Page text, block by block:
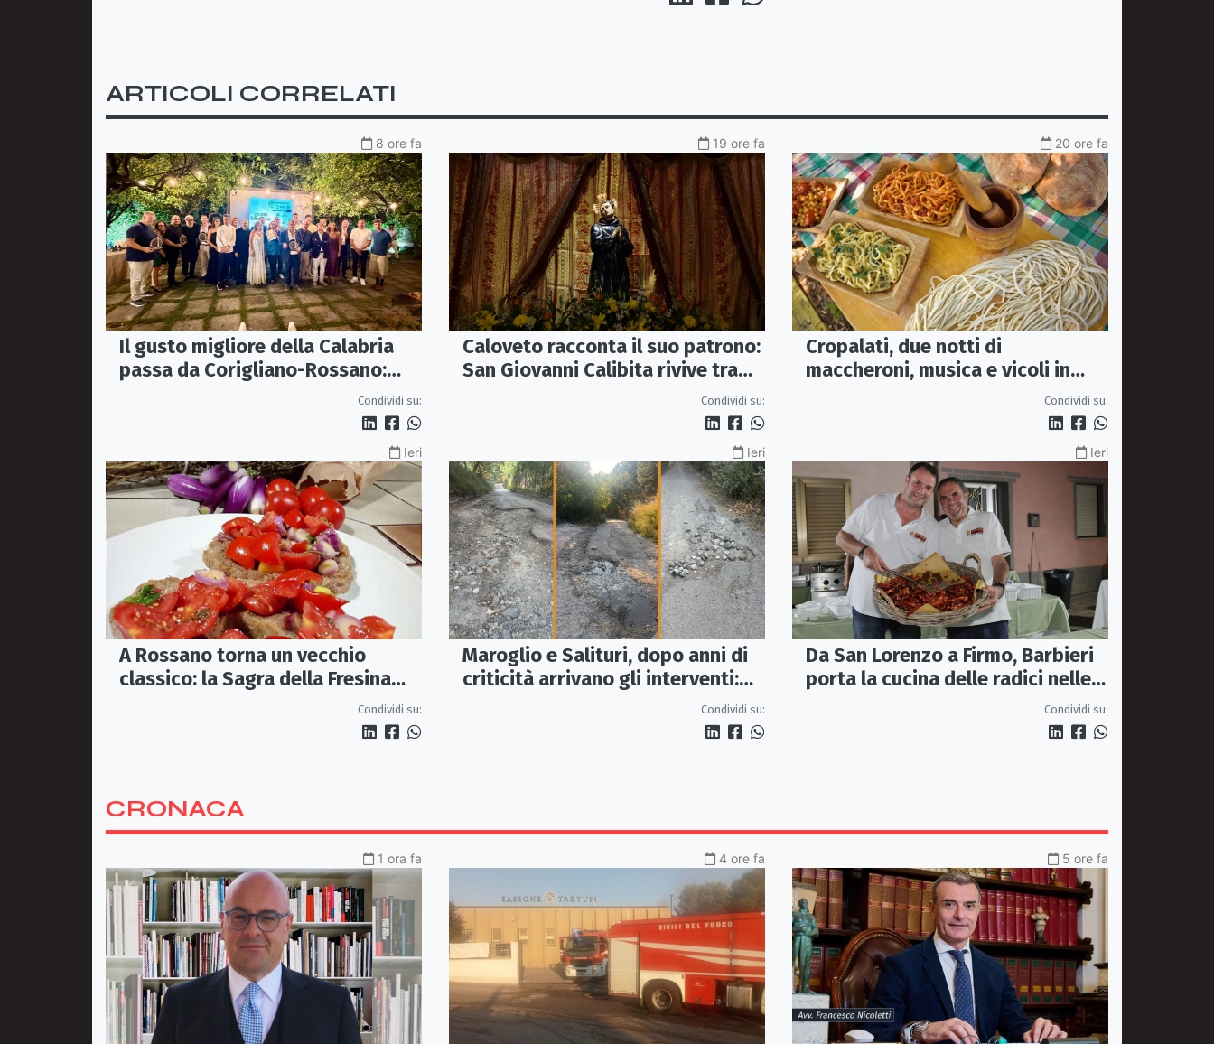
ARTICOLI CORRELATI
8 ore fa
Il gusto migliore della Calabria
passa da Corigliano-Rossano:
Condividi su:
19 ore fa
Caloveto racconta il suo patrono:
San Giovanni Calibita rivive tra
Condividi su:
20 ore fa
Cropalati, due notti di
maccheroni, musica e vicoli in
Condividi su:
Ieri
A Rossano torna un vecchio
classico: la Sagra della Fresina
Condividi su:
Ieri
Maroglio e Salituri, dopo anni di
criticità arrivano gli interventi:
Condividi su:
Ieri
Da San Lorenzo a Firmo, Barbieri
porta la cucina delle radici nelle
Condividi su:
CRONACA
1 ora fa 4 ore fa 5 ore fa